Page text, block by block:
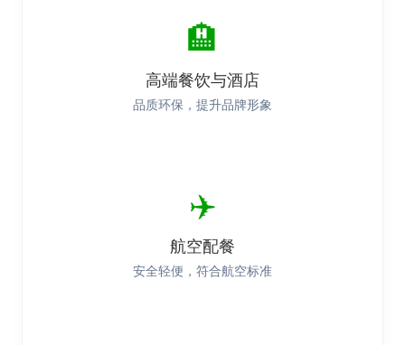
🏨
高端餐饮与酒店
品质环保，提升品牌形象
✈️
航空配餐
安全轻便，符合航空标准